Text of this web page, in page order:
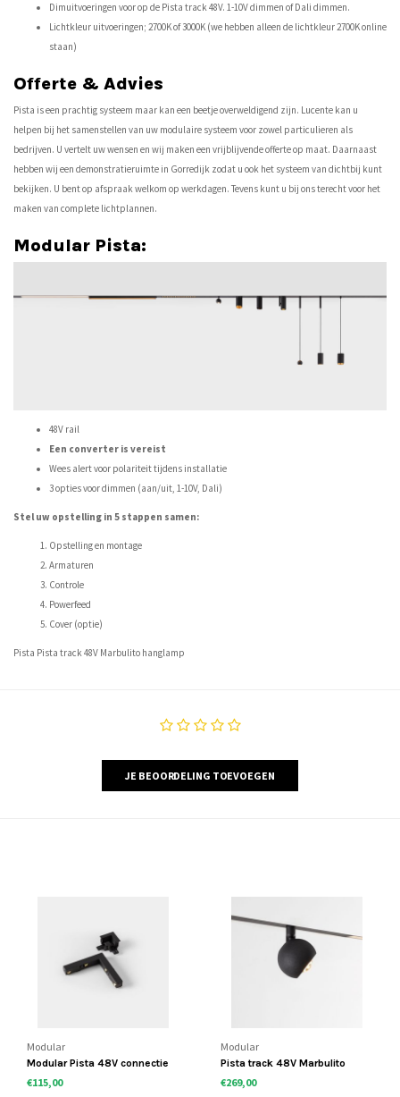
Dimuitvoeringen voor op de Pista track 48V. 1-10V dimmen of Dali dimmen.
Lichtkleur uitvoeringen; 2700K of 3000K (we hebben alleen de lichtkleur2700K online
staan)
Offerte & Advies
Pista is een prachtig systeem maar kan een beetje overweldigend zijn. Lucente kan u
helpen bij het samenstellen van uw modulaire systeem voor zowel particulieren als
bedrijven. U vertelt uw wensen en wij maken een vrijblijvende offerte op maat. Daarnaast
hebben wij een demonstratieruimte in Gorredijk zodat u ook het systeem van dichtbij kunt
bekijken. U bent op afspraak welkom op werkdagen. Tevens kunt u bij ons terecht voor het
maken van complete lichtplannen.
Modular Pista:
48V rail
Een converter is vereist
Wees alert voor polariteit tijdens installatie
3 opties voor dimmen (aan/uit, 1-10V, Dali)
Stel uw opstelling in 5 stappen samen:
Opstelling en montage
Armaturen
Controle
Powerfeed
Cover (optie)
Pista Pista track 48V Marbulito hanglamp
JE BEOORDELING TOEVOEGEN
Modular
Modular Pista 48V connectie
stukken
€115,00
Modular
Pista track 48V Marbulito
railspot
€269,00